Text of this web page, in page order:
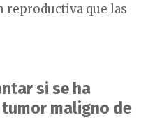
reproductiva que las
si se ha
maligno de